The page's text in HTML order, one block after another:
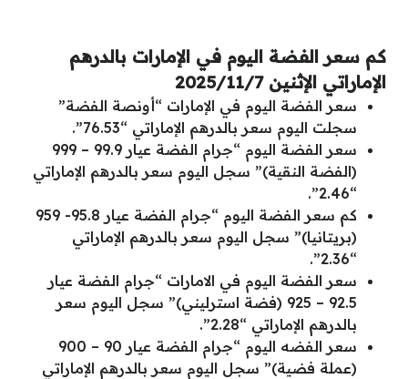
كم سعر الفضة اليوم في الإمارات بالدرهم
الإماراتي الإثنين 2025/11/7
سعر الفضة اليوم في الإمارات “أونصة الفضة”
سجلت اليوم سعر بالدرهم الإماراتي “76.53”.
سعر الفضة اليوم “جرام الفضة عيار 99.9 – 999
(الفضة النقية)” سجل اليوم سعر بالدرهم الإماراتي
“2.46”.
كم سعر الفضة اليوم “جرام الفضة عيار 95.8- 959
(بريتانيا)” سجل اليوم سعر بالدرهم الإماراتي
“2.36”.
سعر الفضة اليوم في الامارات “جرام الفضة عيار
92.5 – 925 (فضة استرليني)” سجل اليوم سعر
بالدرهم الإماراتي “2.28”.
سعر الفضه اليوم “جرام الفضة عيار 90 – 900
(عملة فضية)” سجل اليوم سعر بالدرهم الإماراتي